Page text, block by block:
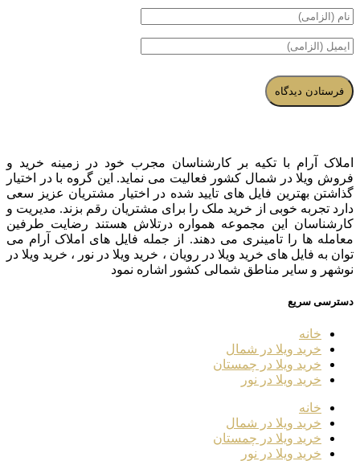
املاک آرام با تکیه بر کارشناسان مجرب خود در زمینه خرید و
فروش ویلا در شمال کشور فعالیت می نماید. این گروه با در اختیار
گذاشتن بهترین فایل های تایید شده در اختیار مشتریان عزیز سعی
دارد تجربه خوبی از خرید ملک را برای مشتریان رقم بزند. مدیریت و
کارشناسان این مجموعه همواره درتلاش هستند رضایت طرفین
معامله ها را تامینری می دهند. از جمله فایل های املاک آرام می
توان به فایل های خرید ویلا در رویان ، خرید ویلا در نور ، خرید ویلا در
نوشهر و سایر مناطق شمالی کشور اشاره نمود
دسترسی سریع
خانه
خرید ویلا در شمال
خرید ویلا در چمستان
خرید ویلا در نور
خانه
خرید ویلا در شمال
خرید ویلا در چمستان
خرید ویلا در نور